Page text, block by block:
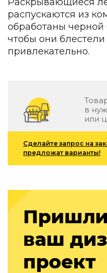
Подбор, производство и
Сантехника и
Дизайнерские ванны
Стены
Акустические панели
Стеновые декоративные
для террас
Террасные и фасадные
Изделия из
Светящийся камень
Подбор, производство и
Все категории товаров
Реализованные проекты
Раскрывающиеся
распускаются из
обработаны черной
чтобы они
привлекательно.
в
или
Сделайте запрос на
предложат варианты!
ваш
проект